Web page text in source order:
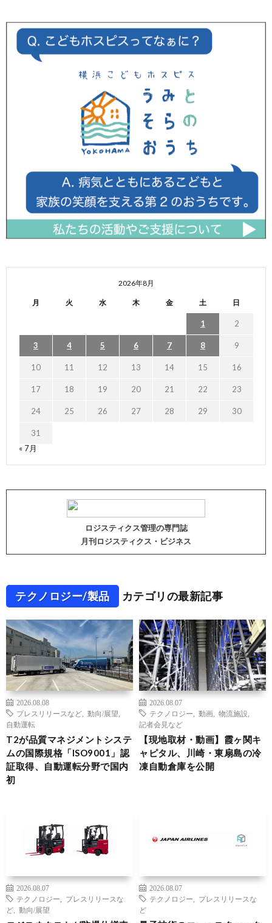
2026年8月
月 火 水 木 金 土 日
1 2
3 4 5 6 7 8 9
10 11 12 13 14 15 16
17 18 19 20 21 22 23
24 25 26 27 28 29 30
31
« 7月
ロジスティクス管理の専門誌
月刊ロジスティクス・ビジネス
テクノロジー/製品 カテゴリの最新記事
2026.08.08
プレスリリースなど
動向/展望
自動運転
T2が品質マネジメントシステ
ムの国際規格「ISO9001」認
証取得、自動運転分野で国内
初
2026.08.07
テクノロジー
動画 物流施設
記者会見など
【現地取材・動画】霞ヶ関キ
ャピタル、川崎・東扇島の冷
凍自動倉庫を公開
2026.08.07
テクノロジー
プレスリリースな
ど
動向/展望
2026.08.07
テクノロジー
プレスリリースな
ど